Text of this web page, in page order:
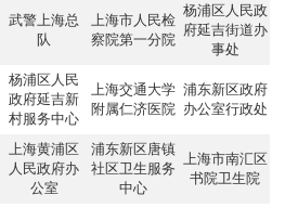
武警上海总
队
上海市人民检
察院第一分院
杨浦区人民政
府延吉街道办
事处
杨浦区人民
政府延吉新
村服务中心
上海交通大学
附属仁济医院
浦东新区政府
办公室行政处
上海黄浦区
人民政府办
公室
浦东新区唐镇
社区卫生服务
中心
上海市南汇区
书院卫生院